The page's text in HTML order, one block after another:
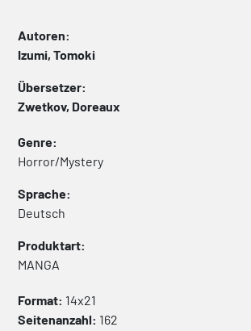
Autoren:
Izumi, Tomoki
Übersetzer:
Zwetkov, Doreaux
Genre:
Horror/Mystery
Sprache:
Deutsch
Produktart:
MANGA
Format: 14x21
Seitenanzahl: 162